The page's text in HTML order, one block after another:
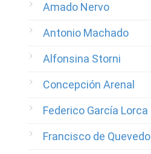
Amado Nervo
Antonio Machado
Alfonsina Storni
Concepción Arenal
Federico García Lorca
Francisco de Quevedo